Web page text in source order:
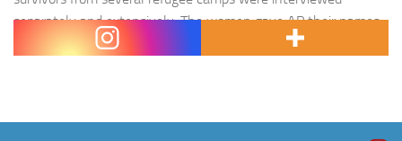
separately and extensively. The women gave AP their names,
but agreed to be…